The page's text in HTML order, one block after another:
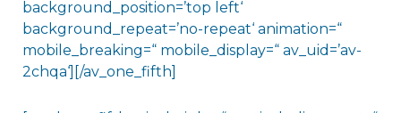
background_position=’top left‘
background_repeat=’no-repeat‘ animation=“
mobile_breaking=“ mobile_display=“ av_uid=’av-
2chqa‘][/av_one_fifth]